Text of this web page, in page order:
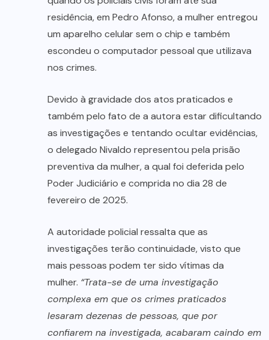
residência, em Pedro Afonso, a mulher entregou
um aparelho celular sem o chip e também
escondeu o computador pessoal que utilizava
nos crimes.
Devido à gravidade dos atos praticados e
também pelo fato de a autora estar dificultando
as investigações e tentando ocultar evidências,
o delegado Nivaldo representou pela prisão
preventiva da mulher, a qual foi deferida pelo
Poder Judiciário e comprida no dia 28 de
fevereiro de 2025.
A autoridade policial ressalta que as
investigações terão continuidade, visto que
mais pessoas podem ter sido vítimas da
mulher. “Trata-se de uma investigação
complexa em que os crimes praticados
lesaram dezenas de pessoas, que por
confiarem na investigada, acabaram caindo em